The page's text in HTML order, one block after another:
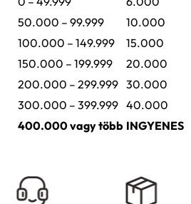
50.000 – 99.999
10.000
100.000 – 149.999
15.000
150.000 – 199.999
20.000
200.000 – 299.999 30.000
300.000 – 399.999 40.000
400.000 vagy több INGYENES